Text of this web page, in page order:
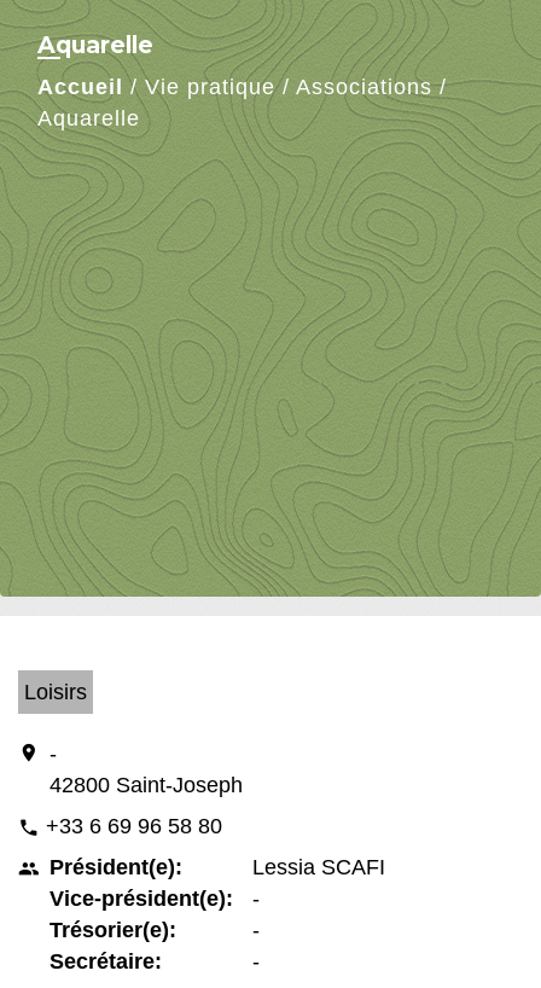
Aquarelle
Accueil / Vie pratique/ Associations/
Aquarelle
Loisirs
location_on
-
42800 Saint-Joseph
phone +33 6 69 96 58 80
people Président(e):
Vice-président(e):
Trésorier(e):
Secrétaire:
Lessia SCAFI
-
-
-